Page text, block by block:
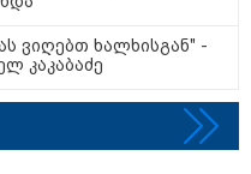
08-2026
ფეხბურთელს თამაშის
12 ადამიანი -
ამსახველი კადრები
ვიღებთ ხალხისგან" -
კაკაბაძე